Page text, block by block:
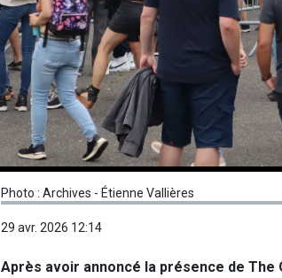
Photo : Archives - Étienne Vallières
29 avr. 2026 12:14
Après avoir annoncé la présence de